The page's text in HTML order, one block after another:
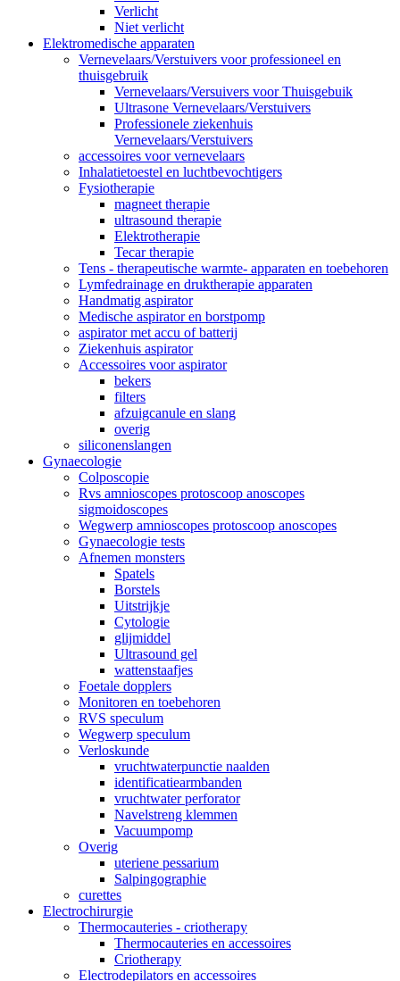
Verlicht
Niet verlicht
Elektromedische apparaten
Vernevelaars/Verstuivers voor professioneel en
thuisgebruik
Vernevelaars/Versuivers voor Thuisgebuik
Ultrasone Vernevelaars/Verstuivers
Professionele ziekenhuis
Vernevelaars/Verstuivers
accessoires voor vernevelaars
Inhalatietoestel en luchtbevochtigers
Fysiotherapie
magneet therapie
ultrasound therapie
Elektrotherapie
Tecar therapie
Tens - therapeutische warmte- apparaten en toebehoren
Lymfedrainage en druktherapie apparaten
Handmatig aspirator
Medische aspirator en borstpomp
aspirator met accu of batterij
Ziekenhuis aspirator
Accessoires voor aspirator
bekers
filters
afzuigcanule en slang
overig
siliconenslangen
Gynaecologie
Colposcopie
Rvs amnioscopes protoscoop anoscopes
sigmoidoscopes
Wegwerp amnioscopes protoscoop anoscopes
Gynaecologie tests
Afnemen monsters
Spatels
Borstels
Uitstrijkje
Cytologie
glijmiddel
Ultrasound gel
wattenstaafjes
Foetale dopplers
Monitoren en toebehoren
RVS speculum
Wegwerp speculum
Verloskunde
vruchtwaterpunctie naalden
identificatiearmbanden
vruchtwater perforator
Navelstreng klemmen
Vacuumpomp
Overig
uteriene pessarium
Salpingographie
curettes
Electrochirurgie
Thermocauteries - criotherapy
Thermocauteries en accessoires
Criotherapy
Electrodepilators en accessoires